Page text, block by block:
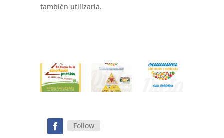
también utilizarla.
Follow